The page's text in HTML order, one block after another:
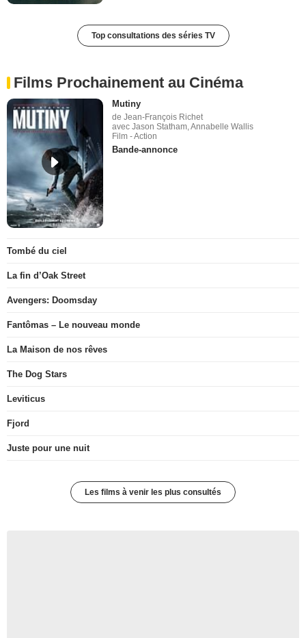
Top consultations des séries TV
Films Prochainement au Cinéma
Mutiny
de Jean-François Richet
avec Jason Statham, Annabelle Wallis
Film - Action
Bande-annonce
Tombé du ciel
La fin d’Oak Street
Avengers: Doomsday
Fantômas – Le nouveau monde
La Maison de nos rêves
The Dog Stars
Leviticus
Fjord
Juste pour une nuit
Les films à venir les plus consultés